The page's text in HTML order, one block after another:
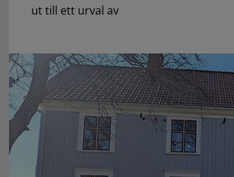
ut till ett urval av